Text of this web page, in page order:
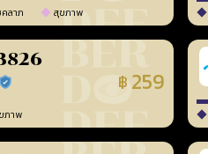
คลาภ สุขภาพ
ร้านยืนยันแล้ว ฿ 259
ภาพ